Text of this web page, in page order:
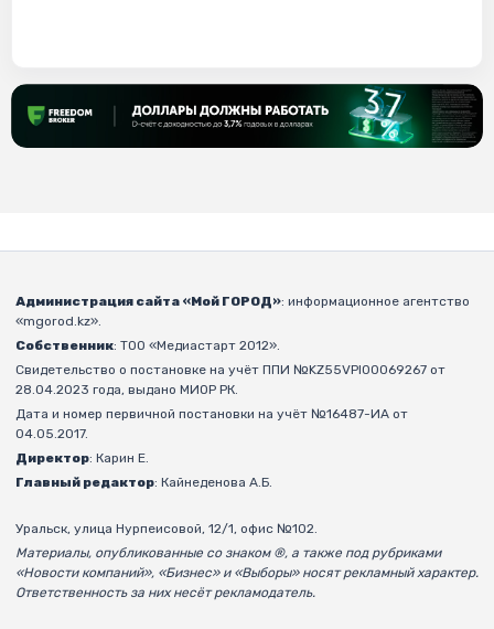
Администрация сайта «Мой ГОРОД»: информационное агентство
«mgorod.kz».
Собственник: ТОО «Медиастарт 2012».
Свидетельство о постановке на учёт ППИ №KZ55VPI00069267 от
28.04.2023 года, выдано МИОР РК.
Дата и номер первичной постановки на учёт №16487-ИА от
04.05.2017.
Директор: Карин Е.
Главный редактор: Кайнеденова А.Б.
Уральск, улица Нурпеисовой, 12/1, офис №102.
Материалы, опубликованные со знаком ®, а также под рубриками
«Новости компаний», «Бизнес» и «Выборы» носят рекламный характер.
Ответственность за них несёт рекламодатель.